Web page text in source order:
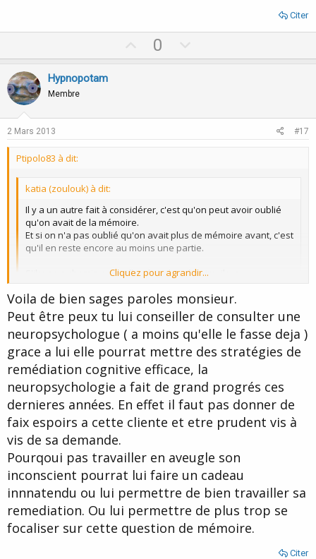
Citer
p
0
o
Hypnopotam
Membre
2 Mars 2013 #17
Ptipolo83 à dit:
katia (zoulouk) à dit:
Il y a un autre fait à considérer, c'est qu'on peut avoir oublié
qu'on avait de la mémoire.
Et si on n'a pas oublié qu'on avait plus de mémoire avant, c'est
qu'il en reste encore au moins une partie.
S'il y a un chemin pour aller dans la mémoire, il y a
enregistré.
Et sans la fonction graver ou enregistrer, là il y a plus moyen
de faire revenir ce qui n'existe pas.
Cliquez pour agrandir...
Ce n'est pas son cas, elle dit clairement qu'elle aimerait avoir
accès à sa mémoire comme avant, et elle se rend compte aussi
qu'elle n'arrive pas à s'en servir comme avant.
L'hypnose en tous les cas et je rejoins Hypnopotam, ne lui fait pas
de mal et elle en demande, il faut que je reste prudent sur ce qui
arrivera pour ne pas lui faire de faux espoirs. Je ne sais pas si elle
retrouvera la possibilité d'utiliser sa mémoire comme avant mais
elle y travaille et a quand même la possibilité de le faire grâce aux
indices.
Cliquez pour agrandir...
Voila de bien sages paroles monsieur.
Peut être peux tu lui conseiller de consulter une
neuropsychologue ( a moins qu'elle le fasse deja )
grace a lui elle pourrat mettre des stratégies de
remédiation cognitive efficace, la
neuropsychologie a fait de grand progrés ces
dernieres années. En effet il faut pas donner de
faix espoirs a cette cliente et etre prudent vis à
vis de sa demande.
Pourqoui pas travailler en aveugle son
inconscient pourrat lui faire un cadeau
innnatendu ou lui permettre de bien travailler sa
remediation. Ou lui permettre de plus trop se
focaliser sur cette question de mémoire.
Citer